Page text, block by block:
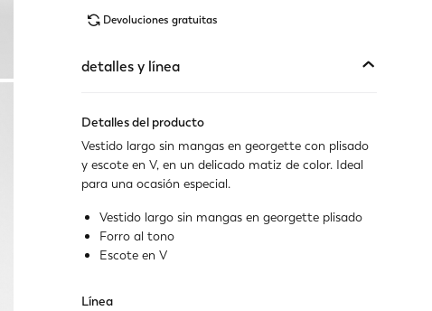
Disponible
No disponible
Muestra artículos similares
Devoluciones gratuitas
detalles y línea
Detalles del producto
Vestido largo sin mangas en georgette con plisado
y escote en V, en un delicado matiz de color. Ideal
para una ocasión especial.
Vestido largo sin mangas en georgette plisado
Forro al tono
Escote en V
Línea